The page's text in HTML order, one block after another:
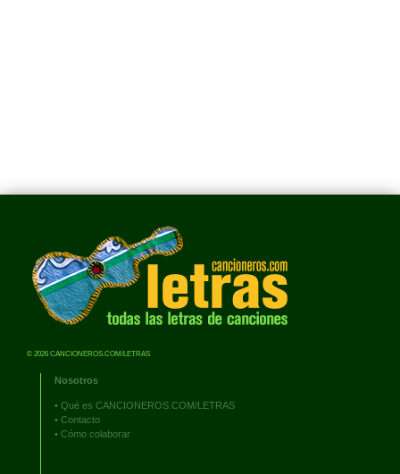
© 2026 CANCIONEROS.COM/LETRAS
Nosotros
• Qué es CANCIONEROS.COM/LETRAS
• Contacto
• Cómo colaborar